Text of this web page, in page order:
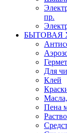
пр.
БЫТОВАЯ
Для
Клей
Пена